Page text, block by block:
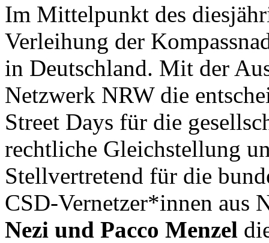
Im Mittelpunkt des
Verleihung der
in Deutschland. Mit der
Netzwerk NRW die
Street Days für die
rechtliche Gleichstellung
Stellvertretend für die
CSD-Vernetzer*innen aus
Nezi und Pacco Menzel